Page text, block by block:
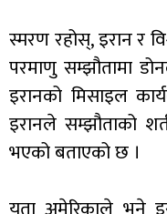
स्मरण रहोस्, इरान र
परमाणु सम्झौतामा
इरानको मिसाइल
इरानले सम्झौताको
भएको बताएको छ ।